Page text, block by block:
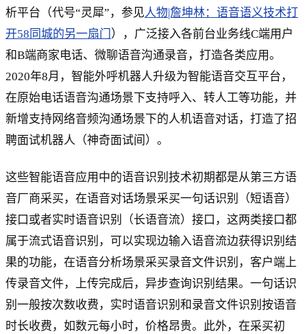
析平台（代号“灵犀”，参见人物|詹坤林：语音语义技术打
开58同城的另一扇门 ），广泛接入各前台业务线C端用户
和B端商家电话、微聊语音沟通录音，打造各类应用。
2020年8月，智能外呼机器人升级为智能语音交互平台，
在原始电话语音沟通场景下支持呼入、转人工等功能，并
新增支持网络音频沟通场景下的人机语音对话，打造了招
聘面试机器人（神奇面试间）。
这些智能语音应用中的语音识别技术初期都是从第三方语
音厂商采买，在语音对话场景采买一句话识别（短语音）
接口或者实时语音识别（长语音流）接口，这两类接口都
属于流式语音识别，可以实现边输入语音流边获得识别结
果的功能，在语音分析场景采买录音文件识别，客户端上
传录音文件，上传完成后，异步查询识别结果。一句话识
别一般按次数收费，实时语音识别和录音文件识别按语音
时长收费，如数元每小时，价格昂贵。此外，在采买初